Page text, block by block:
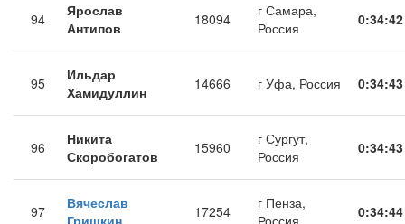
94
Ярослав
Антипов
18094
г Самара,
Россия
0:34:42
95
Ильдар
Хамидуллин
14666 г Уфа, Россия 0:34:43
96
Никита
Скоробогатов
15960
г Сургут,
Россия
0:34:43
97
Вячеслав
Гришкин
17254
г Пенза,
Россия
0:34:44